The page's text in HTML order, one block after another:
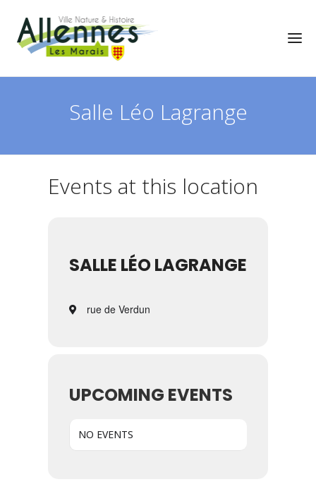
Salle Léo Lagrange
Events at this location
SALLE LÉO LAGRANGE
rue de Verdun
UPCOMING EVENTS
NO EVENTS